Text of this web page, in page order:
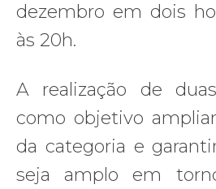
dezembro em dois
às 20h.
A realização de
como objetivo
da categoria e
seja amplo em